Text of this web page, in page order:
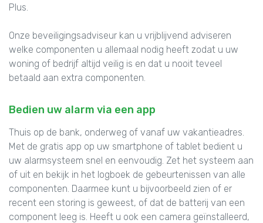
Plus.
Onze beveiligingsadviseur kan u vrijblijvend adviseren
welke componenten u allemaal nodig heeft zodat u uw
woning of bedrijf altijd veilig is en dat u nooit teveel
betaald aan extra componenten.
Bedien uw alarm via een app
Thuis op de bank, onderweg of vanaf uw vakantieadres.
Met de gratis app op uw smartphone of tablet bedient u
uw alarmsysteem snel en eenvoudig. Zet het systeem aan
of uit en bekijk in het logboek de gebeurtenissen van alle
componenten. Daarmee kunt u bijvoorbeeld zien of er
recent een storing is geweest, of dat de batterij van een
component leeg is. Heeft u ook een camera geïnstalleerd,